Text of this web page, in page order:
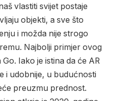
vlastiti svijet postaje
objekti, a sve što
i možda nije strogo
Najbolji primjer ovog
Iako je istina da će AR
i udobnije, u budućnosti
preuzmu prednost.